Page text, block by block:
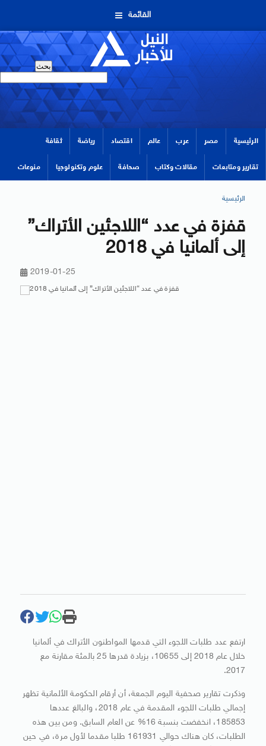
القائمة
الرئيسية مصر عرب عالم اقتصاد رياضة ثقافة
تقارير ومتابعات مقالات وكتاب صحافة علوم وتكنولوجيا منوعات
الرئيسية
قفزة في عدد “اللاجئين الأتراك”
إلى ألمانيا في 2018
2019-01-25
ارتفع عدد طلبات اللجوء التي قدمها المواطنون الأتراك في ألمانيا
خلال عام 2018 إلى 10655، بزيادة قدرها 25 بالمئة مقارنة مع
2017.
وذكرت تقارير صحفية اليوم الجمعة، أن أرقام الحكومة الألمانية تظهر
إجمالي طلبات اللجوء المقدمة في عام 2018، والبالغ عددها
185853، انخفضت بنسبة 16% عن العام السابق. ومن بين هذه
الطلبات، كان هناك حوالي 161931 طلبا مقدما لأول مرة، في حين